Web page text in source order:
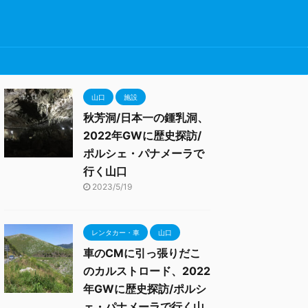
山口 施設
秋芳洞/日本一の鍾乳洞、
2022年GWに歴史探訪/
ポルシェ・パナメーラで
行く山口
2023/5/19
レンタカー・車 山口
車のCMに引っ張りだこ
のカルストロード、2022
年GWに歴史探訪/ポルシ